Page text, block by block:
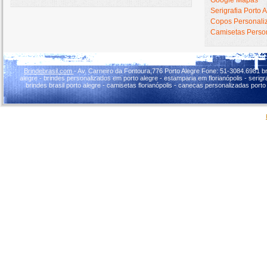
Serigrafia Porto
Copos
Camisetas
Brindebrasil.com - Av. Carneiro da Fontoura,776 Porto Alegre Fone: 51-
alegre - brindes personalizados em porto alegre - estamparia em florianópolis -
brindes brasil porto alegre - camisetas florianópolis - canecas personalizadas